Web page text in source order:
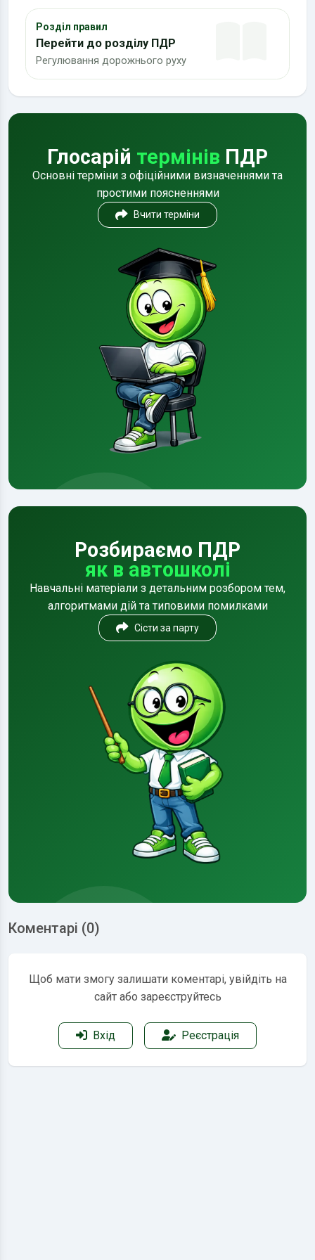
Розділ правил
Перейти до розділу ПДР
Регулювання дорожнього руху
Глосарій термінів ПДР
Основні терміни з офіційними визначеннями та
простими поясненнями
Вчити терміни
Розбираємо ПДР
як в автошколі
Навчальні матеріали з детальним розбором тем,
алгоритмами дій та типовими помилками
Сісти за парту
Коментарі (0)
Щоб мати змогу залишати коментарі, увійдіть на
сайт або зареєструйтесь
Вхід Реєстрація